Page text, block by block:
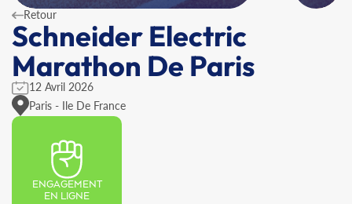
Retour
Schneider Electric
Marathon De Paris
12 Avril 2026
Paris - Ile De France
ENGAGEMENT
EN LIGNE